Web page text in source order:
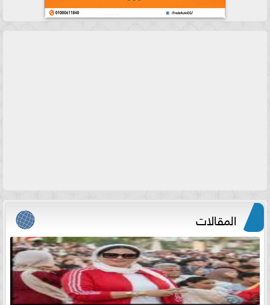
المقالات